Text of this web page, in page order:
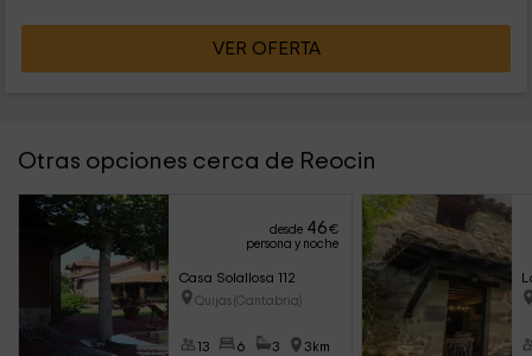
VER OFERTA
Otras opciones cerca de Reocin
desde 46€
persona y noche
Casa Solallosa 112
Quijas (Cantabria)
13 6 3 3km